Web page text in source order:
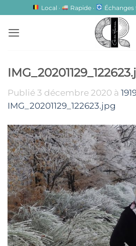
contenu
Local · Rapide · Échanges
Publié 3 décembre 2020 à
IMG_20201129_122623.jpg